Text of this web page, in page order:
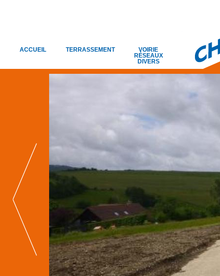
ACCUEIL TERRASSEMENT
VOIRIE
RÉSEAUX
DIVERS